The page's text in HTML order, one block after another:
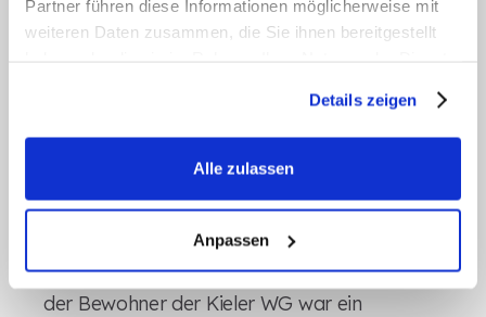
Partner führen diese Informationen möglicherweise mit
weiteren Daten zusammen, die Sie ihnen bereitgestellt
Details zeigen
Alle zulassen
Anpassen
Leben retten.
Gemeinschaft erleben:
Freizeitangebote
Inklusion endet nicht bei der Pflege – auch das
gemeinsame Erleben von Freizeitaktivitäten ist
ein wichtiger Bestandteil. Ein Highlight im Leben
der Bewohner der Kieler WG war ein